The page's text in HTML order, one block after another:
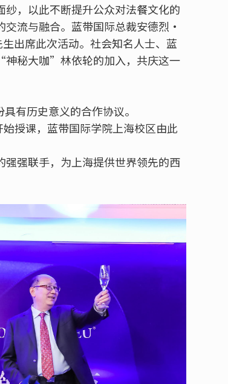
，以此不断提升公众对法餐文化的
流与融合。蓝带国际总裁安德烈·
出席此次活动。社会知名人士、蓝
神秘大咖”林依轮的加入，共庆这一
有历史意义的合作协议。
授课，蓝带国际学院上海校区由此
强联手，为上海提供世界领先的西